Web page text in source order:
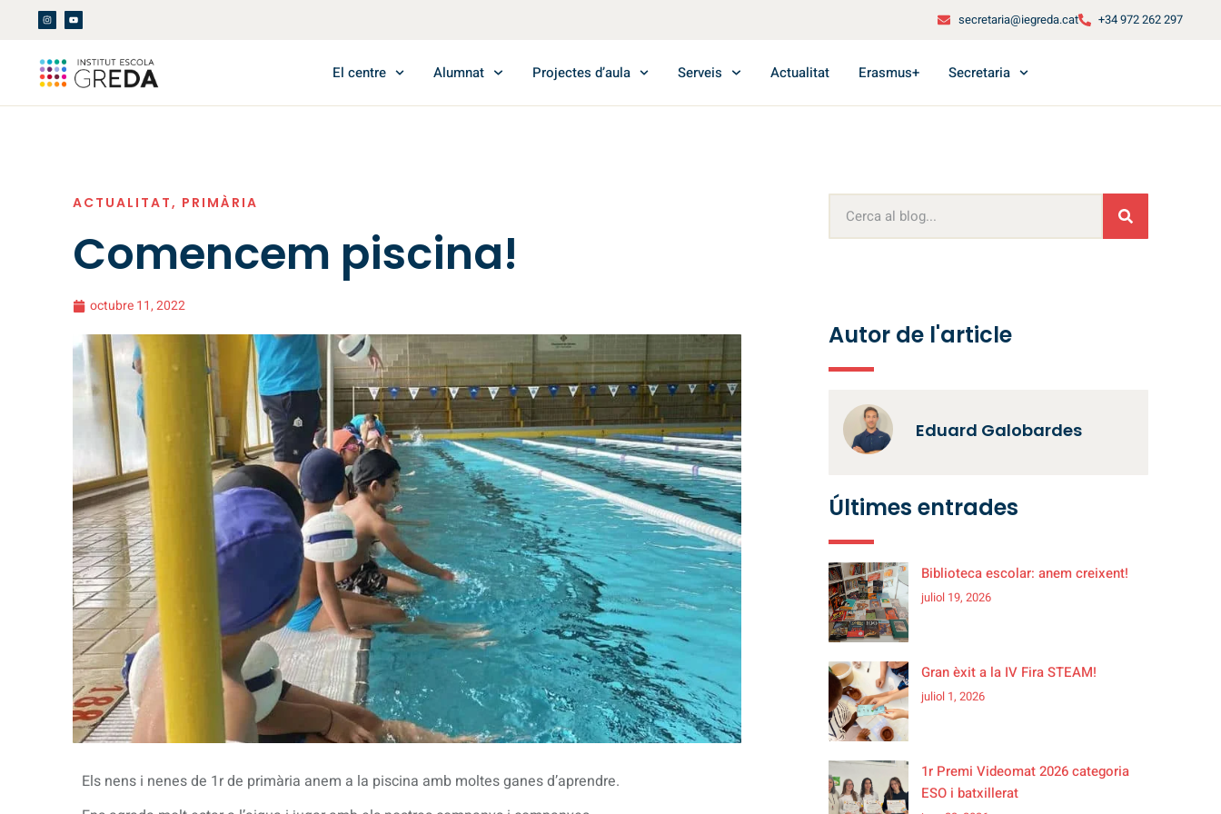
secretaria@iegreda.cat +34 972 262 297
El centre Alumnat Projectes d’aula Serveis Actualitat Erasmus+ Secretaria
ACTUALITAT, PRIMÀRIA
Comencem piscina!
octubre 11, 2022
Els nens i nenes de 1r de primària anem a la piscina amb moltes ganes d’aprendre.
Autor de l'article
Eduard Galobardes
Últimes entrades
Biblioteca escolar: anem creixent!
juliol 19, 2026
Gran èxit a la IV Fira STEAM!
juliol 1, 2026
1r Premi Videomat 2026 categoria
ESO i batxillerat